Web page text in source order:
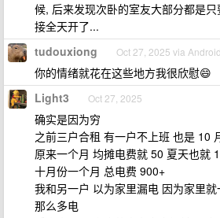
候, 后来发现次卧的室友大部分都是
接全天开了...
tudouxiong Oct 27, 2025 via Android
你的情绪就花在这些地方我很欣慰😄
Light3 Oct 27, 2025
确实是因为穷
之前三户合租 有一户不上班 也是 10
原来一个月 均摊电费就 50 夏天也就
十月份一个月 总电费 900+
我和另一户 以为家里漏电 因为家里
那么多电